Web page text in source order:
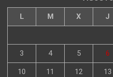
L M X J
3 4 5 6
10 11 12 13